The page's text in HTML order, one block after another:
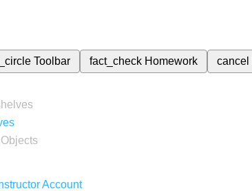
Toolbar fact_check Homework cancel
Objects
Account